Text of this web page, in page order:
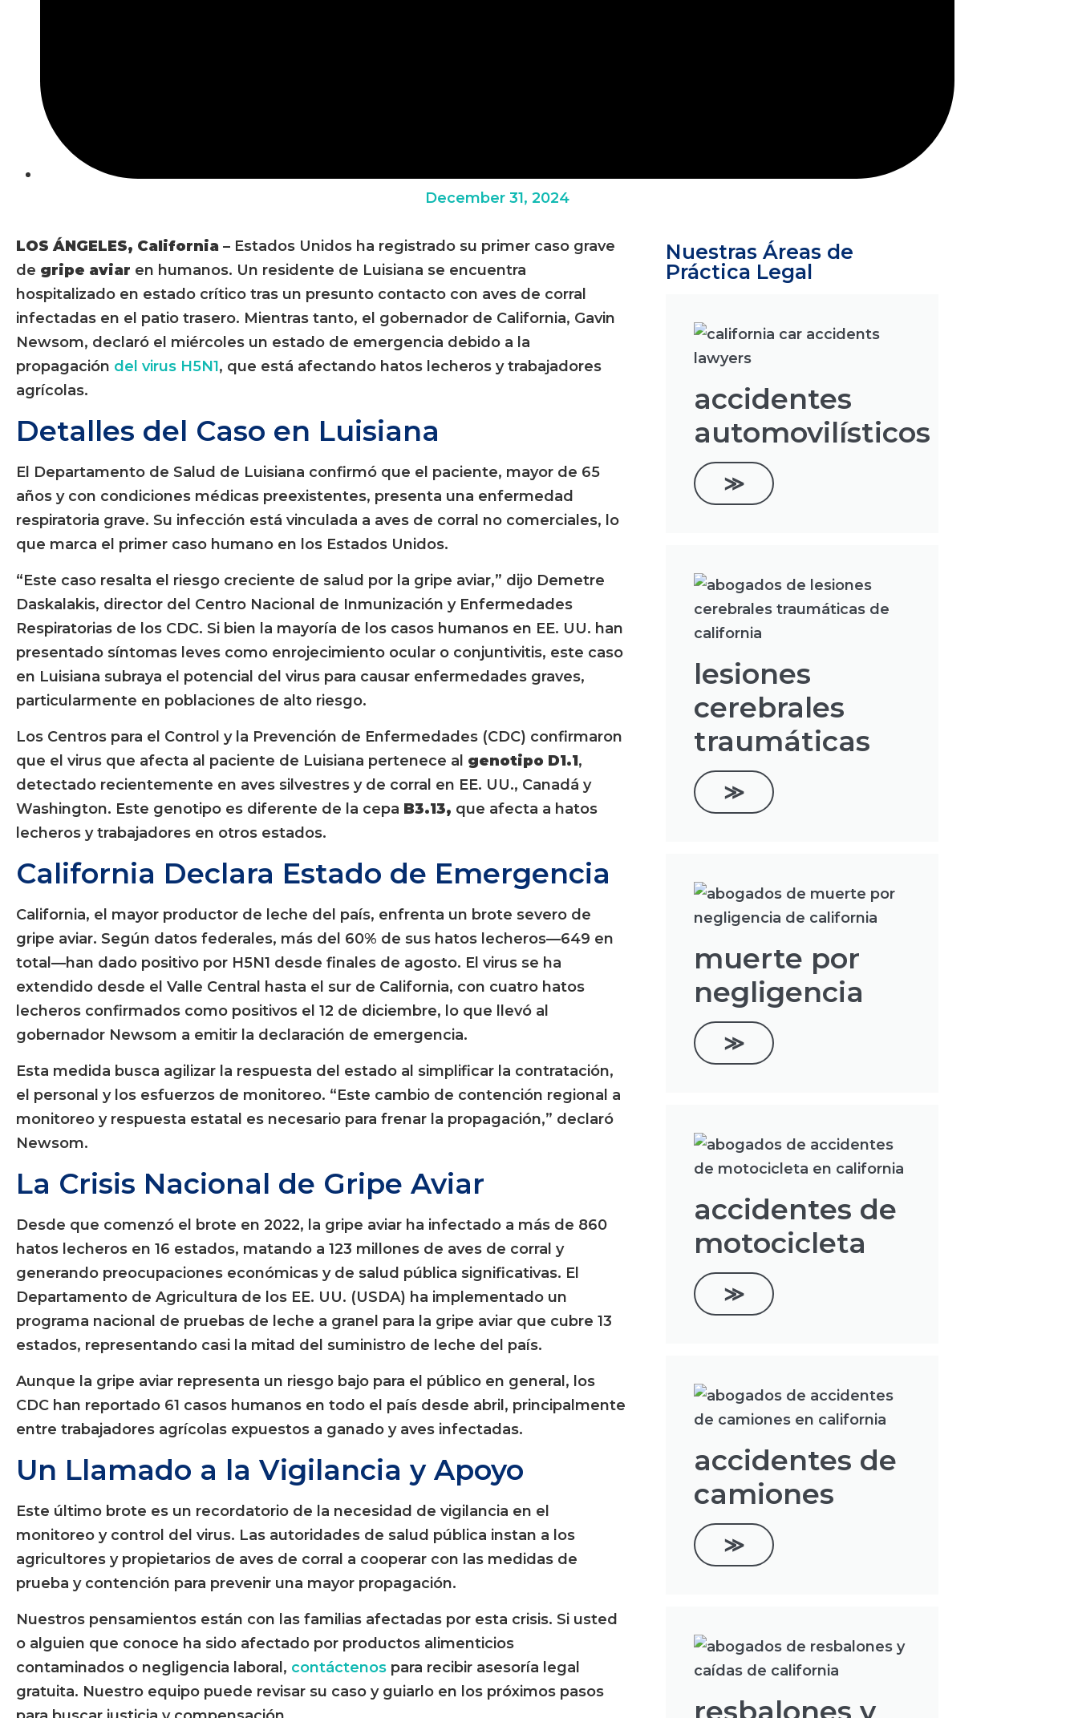
December 31, 2024
LOS ÁNGELES, California – Estados Unidos ha registrado su primer caso grave
de gripe aviar en humanos. Un residente de Luisiana se encuentra
hospitalizado en estado crítico tras un presunto contacto con aves de corral
infectadas en el patio trasero. Mientras tanto, el gobernador de California, Gavin
Newsom, declaró el miércoles un estado de emergencia debido a la
propagación del virus H5N1, que está afectando hatos lecheros y trabajadores
agrícolas.
Detalles del Caso en Luisiana
El Departamento de Salud de Luisiana confirmó que el paciente, mayor de 65
años y con condiciones médicas preexistentes, presenta una enfermedad
respiratoria grave. Su infección está vinculada a aves de corral no comerciales, lo
que marca el primer caso humano en los Estados Unidos.
“Este caso resalta el riesgo creciente de salud por la gripe aviar,” dijo Demetre
Daskalakis, director del Centro Nacional de Inmunización y Enfermedades
Respiratorias de los CDC. Si bien la mayoría de los casos humanos en EE. UU. han
presentado síntomas leves como enrojecimiento ocular o conjuntivitis, este caso
en Luisiana subraya el potencial del virus para causar enfermedades graves,
particularmente en poblaciones de alto riesgo.
Los Centros para el Control y la Prevención de Enfermedades (CDC) confirmaron
que el virus que afecta al paciente de Luisiana pertenece al genotipo D1.1,
detectado recientemente en aves silvestres y de corral en EE. UU., Canadá y
Washington. Este genotipo es diferente de la cepa B3.13, que afecta a hatos
lecheros y trabajadores en otros estados.
California Declara Estado de Emergencia
California, el mayor productor de leche del país, enfrenta un brote severo de
gripe aviar. Según datos federales, más del 60% de sus hatos lecheros—649 en
total—han dado positivo por H5N1 desde finales de agosto. El virus se ha
extendido desde el Valle Central hasta el sur de California, con cuatro hatos
lecheros confirmados como positivos el 12 de diciembre, lo que llevó al
gobernador Newsom a emitir la declaración de emergencia.
Esta medida busca agilizar la respuesta del estado al simplificar la contratación,
el personal y los esfuerzos de monitoreo. “Este cambio de contención regional a
monitoreo y respuesta estatal es necesario para frenar la propagación,” declaró
Newsom.
La Crisis Nacional de Gripe Aviar
Desde que comenzó el brote en 2022, la gripe aviar ha infectado a más de 860
hatos lecheros en 16 estados, matando a 123 millones de aves de corral y
generando preocupaciones económicas y de salud pública significativas. El
Departamento de Agricultura de los EE. UU. (USDA) ha implementado un
programa nacional de pruebas de leche a granel para la gripe aviar que cubre 13
estados, representando casi la mitad del suministro de leche del país.
Aunque la gripe aviar representa un riesgo bajo para el público en general, los
CDC han reportado 61 casos humanos en todo el país desde abril, principalmente
entre trabajadores agrícolas expuestos a ganado y aves infectadas.
Un Llamado a la Vigilancia y Apoyo
Este último brote es un recordatorio de la necesidad de vigilancia en el
monitoreo y control del virus. Las autoridades de salud pública instan a los
agricultores y propietarios de aves de corral a cooperar con las medidas de
prueba y contención para prevenir una mayor propagación.
Nuestros pensamientos están con las familias afectadas por esta crisis. Si usted
o alguien que conoce ha sido afectado por productos alimenticios
contaminados o negligencia laboral, contáctenos para recibir asesoría legal
gratuita. Nuestro equipo puede revisar su caso y guiarlo en los próximos pasos
Nuestras Áreas de
Práctica Legal
accidentes
automovilísticos
≫
lesiones
cerebrales
traumáticas
≫
muerte por
negligencia
≫
accidentes de
motocicleta
≫
accidentes de
camiones
≫
resbalones y